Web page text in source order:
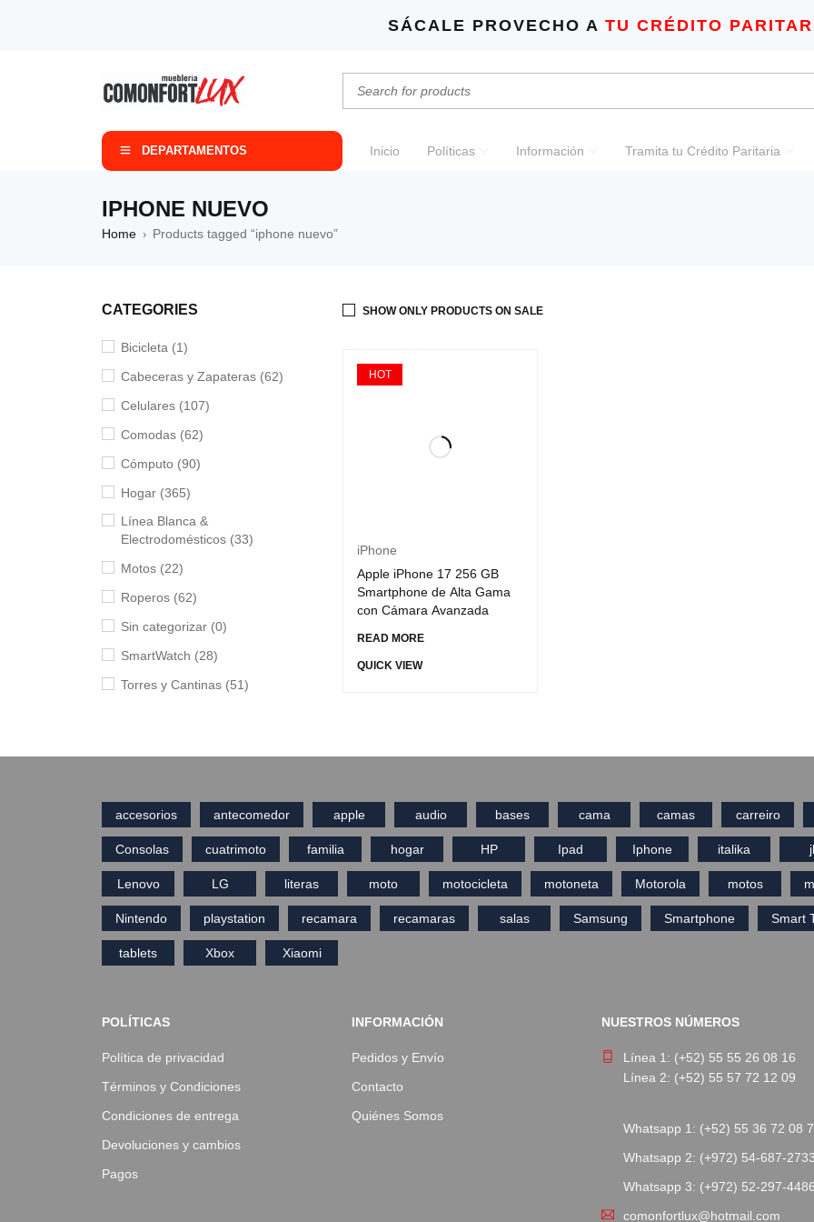
SÁCALE PROVECHO A TU CRÉDITO
DEPARTAMENTOS Inicio Políticas Información Tramita tu Crédito Paritaria
IPHONE NUEVO
Home › Products tagged “iphone nuevo”
CATEGORIES
Bicicleta (1)
Cabeceras y Zapateras (62)
Celulares (107)
Comodas (62)
Cómputo (90)
Hogar (365)
Línea Blanca &
Electrodomésticos (33)
Motos (22)
Roperos (62)
Sin categorizar (0)
SmartWatch (28)
Torres y Cantinas (51)
SHOW ONLY PRODUCTS ON SALE
HOT
iPhone
Apple iPhone 17 256 GB
Smartphone de Alta Gama
con Cámara Avanzada
READ MORE
QUICK VIEW
accesorios antecomedor apple audio bases cama camas carreiro
Consolas cuatrimoto familia hogar HP Ipad Iphone italika
Lenovo LG literas moto motocicleta motoneta Motorola motos
Nintendo playstation recamara recamaras salas Samsung Smartphone Smart
tablets Xbox Xiaomi
POLÍTICAS
Política de privacidad
Términos y Condiciones
Condiciones de entrega
Devoluciones y cambios
Pagos
INFORMACIÓN
Pedidos y Envío
Contacto
Quiénes Somos
NUESTROS NÚMEROS
Línea 1: (+52) 55 55 26 08 16
Línea 2: (+52) 55 57 72 12 09
Whatsapp 1: (+52) 55 36 72 08
Whatsapp 2: (+972) 54-687-2733
Whatsapp 3: (+972) 52-297-4486
comonfortlux@hotmail.com